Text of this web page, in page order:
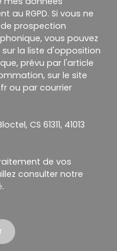
au RGPD. Si vous ne
prospection
vous pouvez
la liste d'opposition
prévu par l'article
sur le site
ou par courrier
CS 61311, 41013
de vos
consulter notre
.